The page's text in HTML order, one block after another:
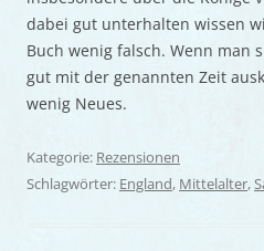
dabei gut unterhalten wissen
Buch wenig falsch. Wenn man
gut mit der genannten Zeit
wenig Neues.
Kategorie: Rezensionen
Schlagwörter: England, Mittelalter,